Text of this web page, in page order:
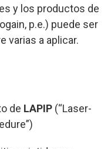
y los productos de
p.e.) puede ser
varias a aplicar.
de LAPIP (“Laser-